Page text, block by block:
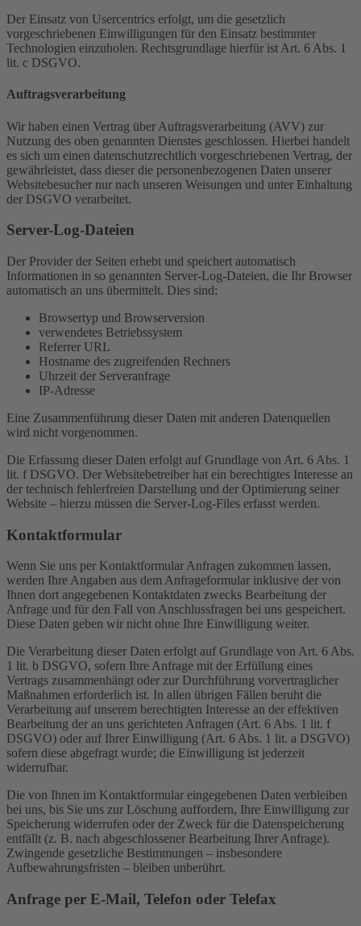
Der Einsatz von Usercentrics erfolgt, um die gesetzlich
vorgeschriebenen Einwilligungen für den Einsatz bestimmter
Technologien einzuholen. Rechtsgrundlage hierfür ist Art. 6 Abs. 1
lit. c DSGVO.
Auftragsverarbeitung
Wir haben einen Vertrag über Auftragsverarbeitung (AVV) zur
Nutzung des oben genannten Dienstes geschlossen. Hierbei handelt
es sich um einen datenschutzrechtlich vorgeschriebenen Vertrag, der
gewährleistet, dass dieser die personenbezogenen Daten unserer
Websitebesucher nur nach unseren Weisungen und unter Einhaltung
der DSGVO verarbeitet.
Server-Log-Dateien
Der Provider der Seiten erhebt und speichert automatisch
Informationen in so genannten Server-Log-Dateien, die Ihr Browser
automatisch an uns übermittelt. Dies sind:
Browsertyp und Browserversion
verwendetes Betriebssystem
Referrer URL
Hostname des zugreifenden Rechners
Uhrzeit der Serveranfrage
IP-Adresse
Eine Zusammenführung dieser Daten mit anderen Datenquellen
wird nicht vorgenommen.
Die Erfassung dieser Daten erfolgt auf Grundlage von Art. 6 Abs. 1
lit. f DSGVO. Der Websitebetreiber hat ein berechtigtes Interesse an
der technisch fehlerfreien Darstellung und der Optimierung seiner
Website – hierzu müssen die Server-Log-Files erfasst werden.
Kontaktformular
Wenn Sie uns per Kontaktformular Anfragen zukommen lassen,
werden Ihre Angaben aus dem Anfrageformular inklusive der von
Ihnen dort angegebenen Kontaktdaten zwecks Bearbeitung der
Anfrage und für den Fall von Anschlussfragen bei uns gespeichert.
Diese Daten geben wir nicht ohne Ihre Einwilligung weiter.
Die Verarbeitung dieser Daten erfolgt auf Grundlage von Art. 6 Abs.
1 lit. b DSGVO, sofern Ihre Anfrage mit der Erfüllung eines
Vertrags zusammenhängt oder zur Durchführung vorvertraglicher
Maßnahmen erforderlich ist. In allen übrigen Fällen beruht die
Verarbeitung auf unserem berechtigten Interesse an der effektiven
Bearbeitung der an uns gerichteten Anfragen (Art. 6 Abs. 1 lit. f
DSGVO) oder auf Ihrer Einwilligung (Art. 6 Abs. 1 lit. a DSGVO)
sofern diese abgefragt wurde; die Einwilligung ist jederzeit
widerrufbar.
Die von Ihnen im Kontaktformular eingegebenen Daten verbleiben
bei uns, bis Sie uns zur Löschung auffordern, Ihre Einwilligung zur
Speicherung widerrufen oder der Zweck für die Datenspeicherung
entfällt (z. B. nach abgeschlossener Bearbeitung Ihrer Anfrage).
Zwingende gesetzliche Bestimmungen – insbesondere
Aufbewahrungsfristen – bleiben unberührt.
Anfrage per E-Mail, Telefon oder Telefax